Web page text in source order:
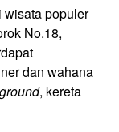
wisata populer
No.18,
dan wahana
, kereta